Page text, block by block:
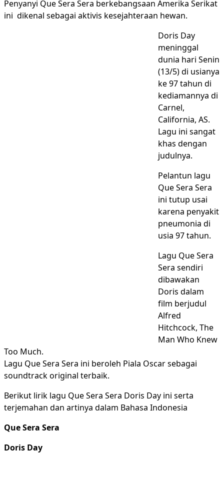
Penyanyi Que Sera Sera berkebangsaan Amerika Serikat
ini dikenal sebagai aktivis kesejahteraan hewan.
Doris Day
meninggal
dunia hari Senin
(13/5) di usianya
ke 97 tahun di
kediamannya di
Carnel,
California, AS.
Lagu ini sangat
khas dengan
judulnya.
Pelantun lagu
Que Sera Sera
ini tutup usai
karena penyakit
pneumonia di
usia 97 tahun.
Lagu Que Sera
Sera sendiri
dibawakan
Doris dalam
film berjudul
Alfred
Hitchcock, The
Man Who Knew
Too Much.
Lagu Que Sera Sera ini beroleh Piala Oscar sebagai
soundtrack original terbaik.
Berikut lirik lagu Que Sera Sera Doris Day ini serta
terjemahan dan artinya dalam Bahasa Indonesia
Que Sera Sera
Doris Day